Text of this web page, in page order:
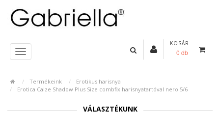
KOSÁR
0 db
Termékeink
Erotikus harisnya
Erotica Calze Shadow Plus Size combfix harisnyatartóval nero 5/6
VÁLASZTÉKUNK